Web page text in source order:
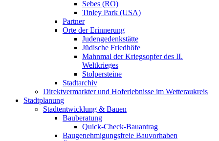
Sebes (RO)
Tinley Park (USA)
Partner
Orte der Erinnerung
Judengedenkstätte
Jüdische Friedhöfe
Mahnmal der Kriegsopfer des II.
Weltkrieges
Stolpersteine
Stadtarchiv
Direktvermarkter und Hoferlebnisse im Wetteraukreis
Stadtplanung
Stadtentwicklung & Bauen
Bauberatung
Quick-Check-Bauantrag
Baugenehmigungsfreie Bauvorhaben